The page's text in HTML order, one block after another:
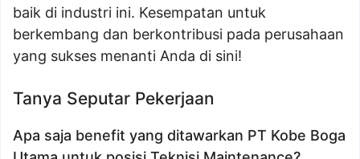
baik di industri ini. Kesempatan untuk
berkembang dan berkontribusi pada perusahaan
yang sukses menanti Anda di sini!
Tanya Seputar Pekerjaan
Apa saja benefit yang ditawarkan PT Kobe Boga